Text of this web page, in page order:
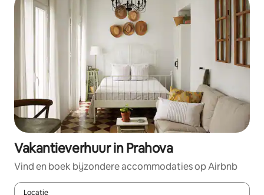
Vakantieverhuur in Prahova
Vind en boek bijzondere accommodaties op Airbnb
Locatie